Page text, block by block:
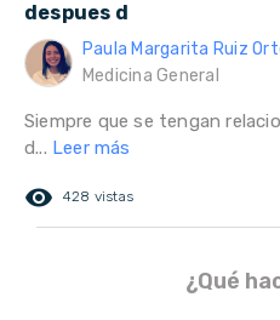
despues d
Paula Margarita Ruiz
Medicina General
Siempre que se tengan
d... Leer más
remove_red_eye 428 vistas
¿Qué